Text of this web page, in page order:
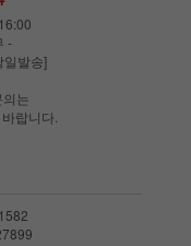
-
일발송]
는
랍니다.